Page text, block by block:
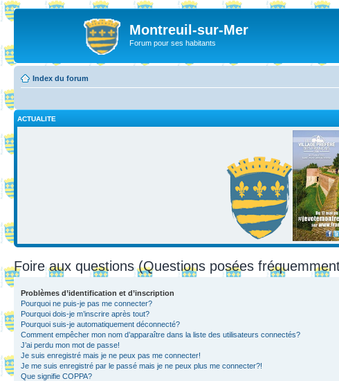
Montreuil-sur-Mer
Forum pour ses habitants
Index du forum
ACTUALITE
Foire aux questions (Questions posées
Problèmes d’identification et d’inscription
Pourquoi ne puis-je pas me connecter?
Pourquoi dois-je m’inscrire après tout?
Pourquoi suis-je automatiquement déconnecté?
Comment empêcher mon nom d’apparaître dans la liste des utilisateurs connectés?
J’ai perdu mon mot de passe!
Je suis enregistré mais je ne peux pas me connecter!
Je me suis enregistré par le passé mais je ne peux plus me connecter?!
Que signifie COPPA?